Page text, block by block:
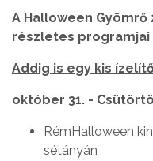
A Halloween
részletes programjai
Addig is egy kis
október 31. -
RémHalloween
sétányán